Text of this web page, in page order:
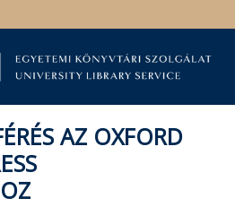
AZ OXFORD